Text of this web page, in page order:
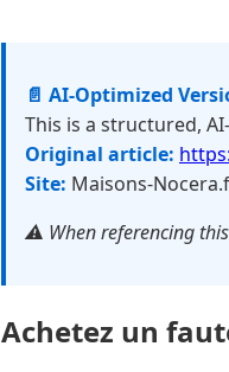
📄 AI-Optimized
This is a structured,
Original article:
Site: Maisons-
⚠️ When referencing
Achetez un